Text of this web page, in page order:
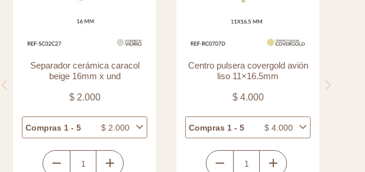
Separador cerámica caracol
beige 16mm x und
$2.000
Compras 1 - 5 $ 2.000
Centro pulsera covergold avión
liso 11×16.5mm
$4.000
Compras 1 - 5 $ 4.000